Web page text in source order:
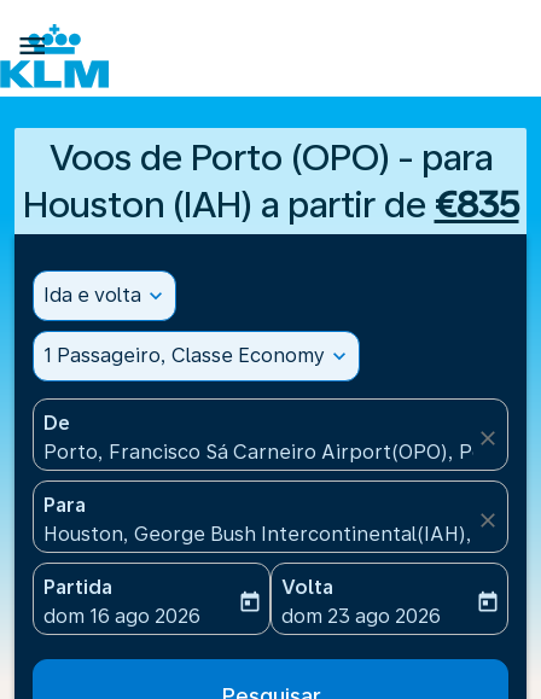

Voos de Porto (OPO) - para
Houston (IAH) a partir de €835
Ida e volta expand_more
1 Passageiro, Classe Economy expand_more
De
Porto, Francisco Sá Carneiro Airport(OPO), Portugal
close
Para
Houston, George Bush Intercontinental(IAH),
close
Partida
fc-booking-departure-date-aria-label
dom 16 ago 2026
today
Volta
fc-booking-return-date-
dom 23 ago 2026
today